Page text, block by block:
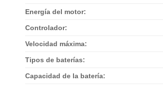
Energía del motor:
Controlador:
Velocidad máxima:
Tipos de baterías:
Capacidad de la batería: